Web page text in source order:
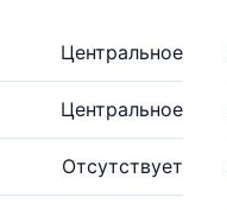
Центральное
Центральное
Отсутствует